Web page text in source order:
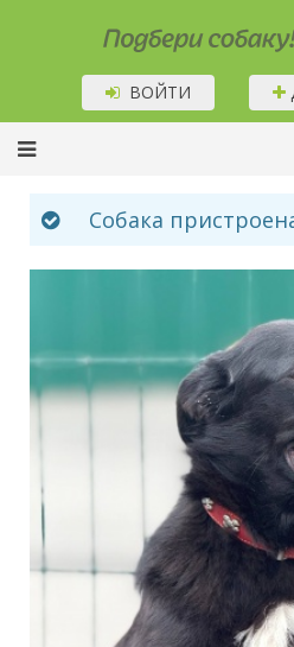
Подбери собаку!
ВОЙТИ
Собака